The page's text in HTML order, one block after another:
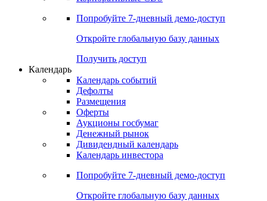
Попробуйте 7-дневный демо-доступ
Откройте глобальную базу данных
Получить доступ
Календарь
Календарь событий
Дефолты
Размещения
Оферты
Аукционы госбумаг
Денежный рынок
Дивидендный календарь
Календарь инвестора
Попробуйте 7-дневный демо-доступ
Откройте глобальную базу данных